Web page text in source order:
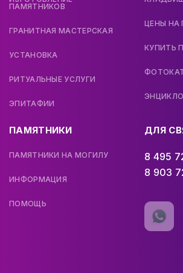
ПАМЯТНИКОВ
ГРАНИТНАЯ МАСТЕРСКАЯ
УСТАНОВКА
РИТУАЛЬНЫЕ УСЛУГИ
ЭПИТАФИИ
ЦЕНЫ НА
КУПИТЬ
ПАМЯТНИКИ
ПАМЯТНИКИ НА МОГИЛУ
ИНФОРМАЦИЯ
ПОМОЩЬ
ДЛЯ
8 495
8 903